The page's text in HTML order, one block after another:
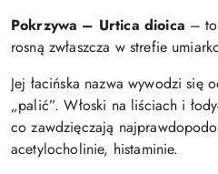
Pokrzywa – Urtica dioica –
rosną zwłaszcza w strefie
Jej łacińska nazwa wywodzi się
„palić”. Włoski na liściach i
co zawdzięczają
acetylocholinie, histaminie.